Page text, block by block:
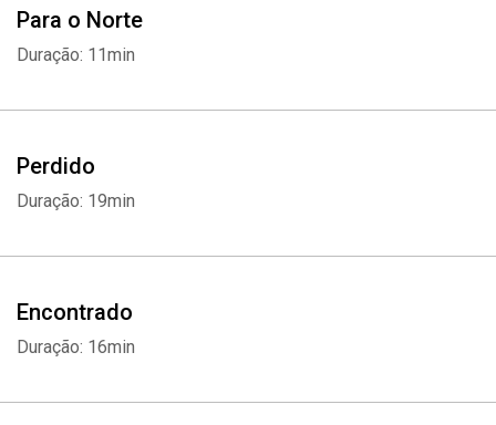
Para o Norte
Duração: 11min
Perdido
Duração: 19min
Encontrado
Duração: 16min